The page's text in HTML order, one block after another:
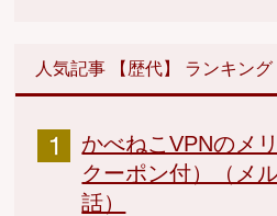
人気記事 【歴代】 ランキング
かべねこVPNのメ
クーポン付）（メ
話）